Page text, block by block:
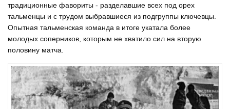
традиционные фавориты - разделавшие всех под орех
тальменцы и с трудом выбравшиеся из подгруппы ключевцы.
Опытная тальменская команда в итоге укатала более
молодых соперников, которым не хватило сил на вторую
половину матча.